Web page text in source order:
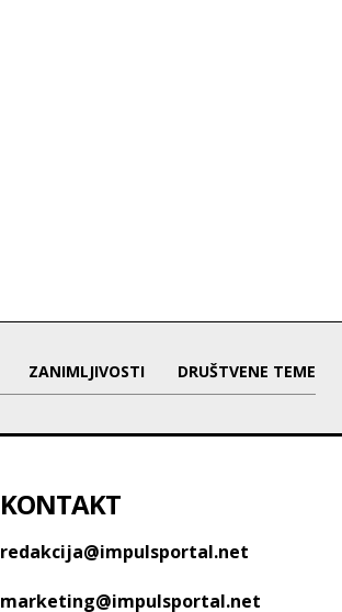
ZANIMLJIVOSTI DRUŠTVENE TEME
KONTAKT
redakcija@impulsportal.net
marketing@impulsportal.net